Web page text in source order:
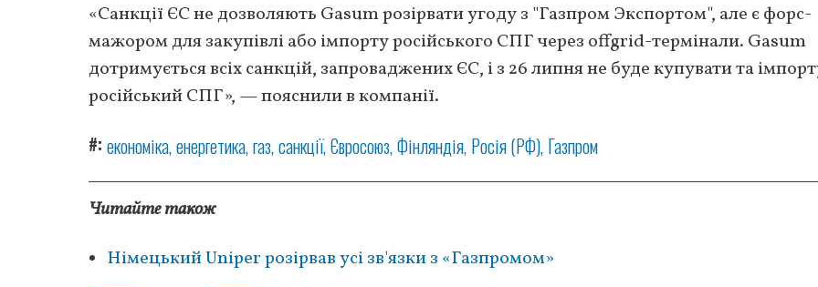
«Санкції ЄС не дозволяють Gasum розірвати угоду з "Газпром Экспортом", але є форс-
мажором для закупівлі або імпорту російського СПГ через offgrid-термінали. Gasum
дотримується всіх санкцій, запроваджених ЄС, і з 26 липня не буде купувати та
російський СПГ», — пояснили в компанії.
# економіка енергетика газ санкції Євросоюз Фінляндія Росія (РФ) Газпром
Читайте також
Німецький Uniper розірвав усі зв'язки з «Газпромом»